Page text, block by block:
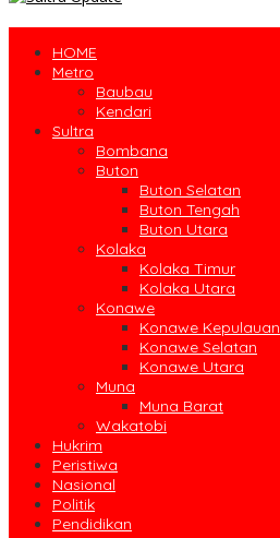
HOME
Metro
Baubau
Kendari
Sultra
Bombana
Buton
Buton Selatan
Buton Tengah
Buton Utara
Kolaka
Kolaka Timur
Kolaka Utara
Konawe
Konawe Kepulauan
Konawe Selatan
Konawe Utara
Muna
Muna Barat
Wakatobi
Hukrim
Peristiwa
Nasional
Politik
Pendidikan